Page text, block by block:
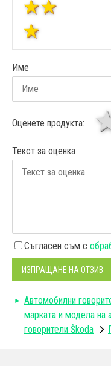
Име
Оценете продукта:
Текст за оценка
Съгласен съм с
ИЗПРАЩАНЕ НА ОТЗИВ
Автомобилни
марката и модела на
говорители Škoda